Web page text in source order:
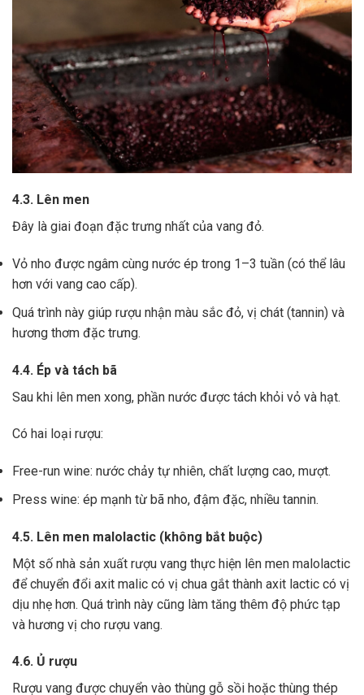
4.3. Lên men
Đây là giai đoạn đặc trưng nhất của vang đỏ.
Vỏ nho được ngâm cùng nước ép trong 1–3 tuần (có thể lâu
hơn với vang cao cấp).
Quá trình này giúp rượu nhận màu sắc đỏ, vị chát (tannin) và
hương thơm đặc trưng.
4.4. Ép và tách bã
Sau khi lên men xong, phần nước được tách khỏi vỏ và hạt.
Có hai loại rượu:
Free-run wine: nước chảy tự nhiên, chất lượng cao, mượt.
Press wine: ép mạnh từ bã nho, đậm đặc, nhiều tannin.
4.5. Lên men malolactic (không bắt buộc)
Một số nhà sản xuất rượu vang thực hiện lên men malolactic
để chuyển đổi axit malic có vị chua gắt thành axit lactic có vị
dịu nhẹ hơn. Quá trình này cũng làm tăng thêm độ phức tạp
và hương vị cho rượu vang.
4.6. Ủ rượu
Rượu vang được chuyển vào thùng gỗ sồi hoặc thùng thép